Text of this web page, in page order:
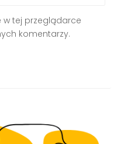
tej przeglądarce
komentarzy.